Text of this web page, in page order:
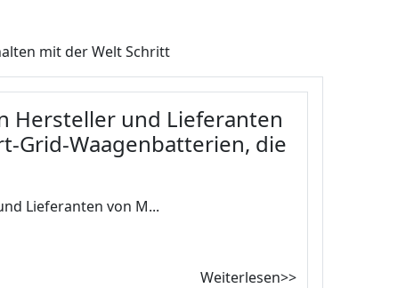
mit der Welt Schritt
Hersteller und Lieferanten
Grid-Waagenbatterien, die
Lieferanten von M...
Weiterlesen>>